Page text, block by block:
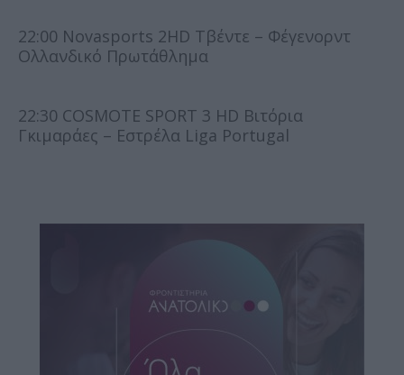
22:00 Novasports 2HD Τβέντε – Φέγενορντ
Ολλανδικό Πρωτάθλημα
22:30 COSMOTE SPORT 3 HD Βιτόρια
Γκιμαράες – Εστρέλα Liga Portugal